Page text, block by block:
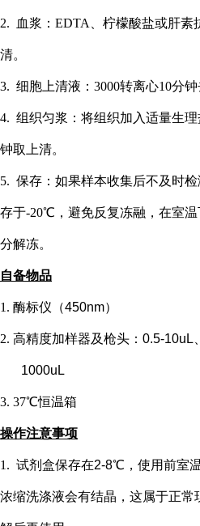
2. 血浆：EDTA、柠檬酸盐或肝素
清。
3. 细胞上清液：3000转离心10分钟
4. 组织匀浆：将组织加入适量生理
钟取上清。
5. 保存：如果样本收集后不及时
存于-20℃，避免反复冻融，在室
分解冻。
自备物品
1. 酶标仪（450nm）
2. 高精度加样器及枪头： 0.5-10uL
1000uL
3. 37℃恒温箱
操作注意事项
1. 试剂盒保存在2-8℃，使用前室
浓缩洗涤液会有结晶，这属于正